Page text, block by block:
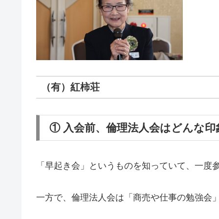
（有）紅柿荘
① 入会前、倫理法人会はどんな印
「早起き会」というものを知っていて、一
一方で、倫理法人会は「商売や仕事の勉強会